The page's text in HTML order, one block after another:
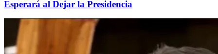
Esperará al Dejar la Presidencia